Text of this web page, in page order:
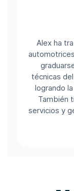
Alex ha
técnicas
logrando
También
servicios y